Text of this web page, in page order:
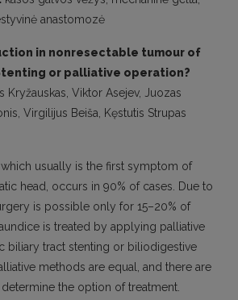
anastomozė
in nonresectable tumour of
or palliative operation?
Kryžauskas, Viktor Asejev, Juozas
Virgilijus Beiša, Kęstutis Strupas
usually is the first symptom of
head, occurs in 90% of cases. Due to
is possible only for 15–20% of
is treated by applying palliative
biliary tract stenting or biliodigestive
methods are equal, and there are
the option of treatment.